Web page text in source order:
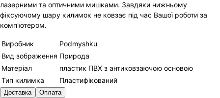
лазерними та оптичними мишками. Завдяки нижньому
фіксуючому шару килимок не ковзає під час Вашої роботи за
комп'ютером.
Виробник
Podmyshku
Вид зображення Природа
Матеріал
пластик ПВХ з антиковзаючою основою
Тип килимка
Пластифікований
Доставка Оплата